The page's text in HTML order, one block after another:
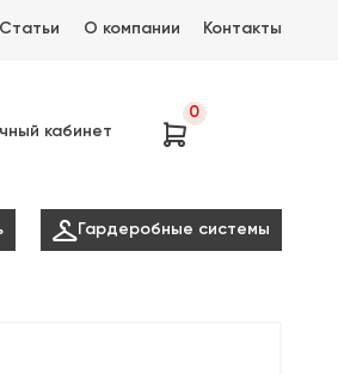
Статьи О компании Контакты
кабинет 
0
 Гардеробные системы